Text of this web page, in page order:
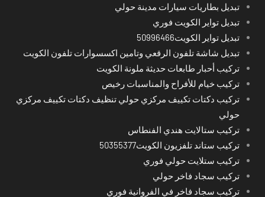
تبديل بطاريات سيارات مدينة حولي
تبديل تواير الكويت فوري
تبديل تواير الكويت50996466
تبديل شاشة تلفون الرقعي وتامين اكسسوارات تلفون الكويت
تركيب أحبار طابعات حديثة ملونة الكويت
تركيب خيام للأفراح والمناسبات رخيص
تركيب دكتات تكييف مركزي حولي تنظيف دكتات تكييف مركزي
حولي
تركيب ستالايت هندي الفنطاس
تركيب ستاند تلفزيون الكويت50355377
تركيب ستلايت حولي فوري
تركيب سجاد فاخر حولي
تركيب سجاد فاخر في الفروانية فوري